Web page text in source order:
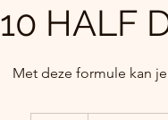
10 HALF
Met deze formule kan